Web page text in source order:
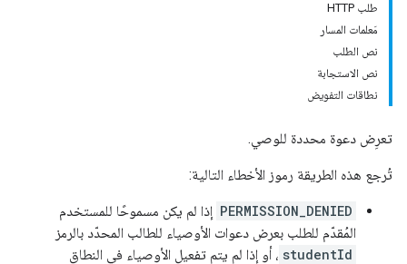
طلب HTTP
مَعلمات المسار
نص الطلب
نص الاستجابة
نطاقات التفويض
تعرِض دعوة محددة للوصي.
تُرجع هذه الطريقة رموز الأخطاء التالية:
PERMISSION_DENIED إذا لم يكن مسموحًا للمستخدم
المُقدّم للطلب بعرض دعوات الأوصياء للطالب المحدّد بالرمز
studentId ، أو إذا لم يتم تفعيل الأوصياء في النطاق